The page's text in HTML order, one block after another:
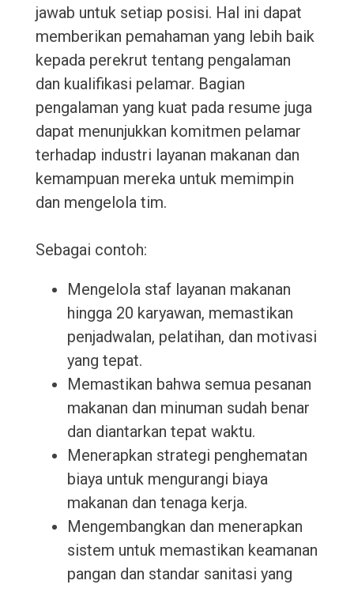
jawab untuk setiap posisi. Hal ini dapat
memberikan pemahaman yang lebih baik
kepada perekrut tentang pengalaman
dan kualifikasi pelamar. Bagian
pengalaman yang kuat pada resume juga
dapat menunjukkan komitmen pelamar
terhadap industri layanan makanan dan
kemampuan mereka untuk memimpin
dan mengelola tim.
Sebagai contoh:
Mengelola staf layanan makanan
hingga 20 karyawan, memastikan
penjadwalan, pelatihan, dan motivasi
yang tepat.
Memastikan bahwa semua pesanan
makanan dan minuman sudah benar
dan diantarkan tepat waktu.
Menerapkan strategi penghematan
biaya untuk mengurangi biaya
makanan dan tenaga kerja.
Mengembangkan dan menerapkan
sistem untuk memastikan keamanan
pangan dan standar sanitasi yang